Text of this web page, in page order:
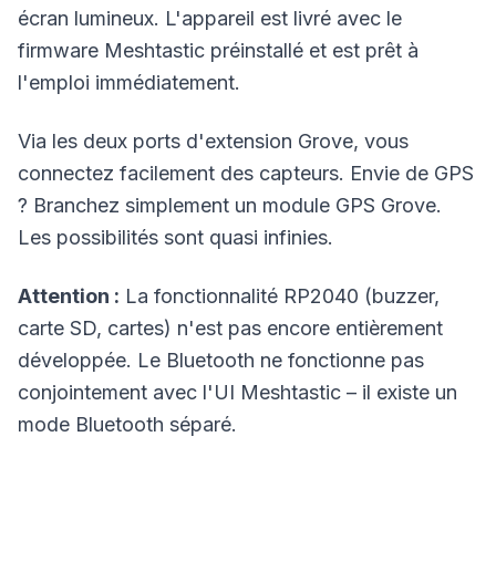
écran lumineux. L'appareil est livré avec le
firmware Meshtastic préinstallé et est prêt à
l'emploi immédiatement.
Via les deux ports d'extension Grove, vous
connectez facilement des capteurs. Envie de GPS
? Branchez simplement un module GPS Grove.
Les possibilités sont quasi infinies.
Attention : La fonctionnalité RP2040 (buzzer,
carte SD, cartes) n'est pas encore entièrement
développée. Le Bluetooth ne fonctionne pas
conjointement avec l'UI Meshtastic – il existe un
mode Bluetooth séparé.